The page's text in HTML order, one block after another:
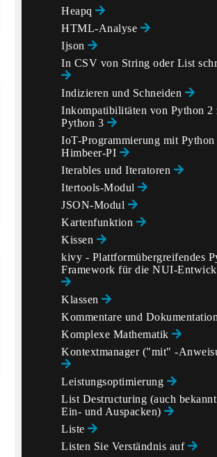
Heapq
HTML-Analyse
Ijson
In CSV von String oder List
Indizieren und Schneiden
Inkompatibilitäten von Python 2
Python 3
IoT-Programmierung mit Python
Himbeer-PI
Iterables und Iteratoren
Itertools-Modul
JSON-Modul
Kartenfunktion
Kissen
kivy - Plattformübergreifendes
Framework für die NUI-
Klassen
Kommentare und Dokumentation
Komplexe Mathematik
Kontextmanager ("mit" -
Leistungsoptimierung
List Destructuring (auch
Ein- und Auspacken)
Liste
Listen Sie Verständnis auf